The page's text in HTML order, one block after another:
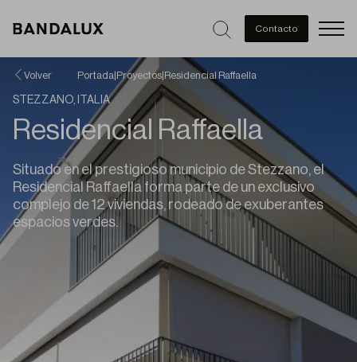
Contacto
Volver Portada Proyectos Residencial Raffaella
STEZZANO, ITALIA
Residencial Raffaella
Situado en el prestigioso municipio de Stezzano, el
Residencial Raffaella forma parte de un exclusivo
complejo de 12 viviendas, rodeado de exuberantes
espacios verdes.